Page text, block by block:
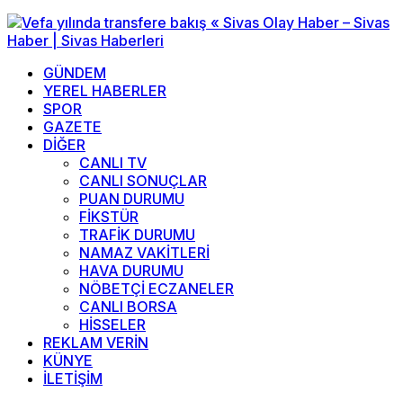
GÜNDEM
YEREL HABERLER
SPOR
GAZETE
DİĞER
CANLI TV
CANLI SONUÇLAR
PUAN DURUMU
FİKSTÜR
TRAFİK DURUMU
NAMAZ VAKİTLERİ
HAVA DURUMU
NÖBETÇİ ECZANELER
CANLI BORSA
HİSSELER
REKLAM VERİN
KÜNYE
İLETİŞİM